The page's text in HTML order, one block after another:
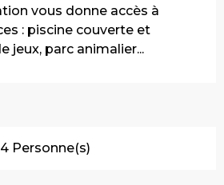
vous donne accès à
: piscine couverte et
jeux, parc animalier...
4 Personne(s)